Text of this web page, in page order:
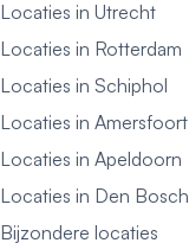
Locaties in Utrecht
Locaties in Rotterdam
Locaties in Schiphol
Locaties in Amersfoort
Locaties in Apeldoorn
Locaties in Den Bosch
Bijzondere locaties